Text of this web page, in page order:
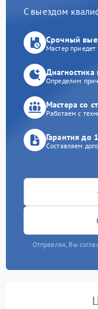
С выездом
Срочный
Мастер
Диагностика
Определим
Мастера со
Работаем с
Гарантия до
Составляем
Отправляя, Вы